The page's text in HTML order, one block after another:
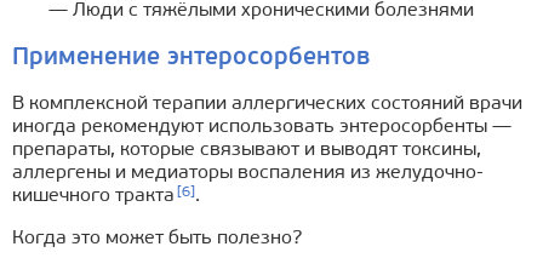
— Люди с тяжёлыми хроническими болезнями
Применение энтеросорбентов
В комплексной терапии аллергических состояний врачи
иногда рекомендуют использовать энтеросорбенты —
препараты, которые связывают и выводят токсины,
аллергены и медиаторы воспаления из желудочно-
кишечного тракта [6] .
Когда это может быть полезно?